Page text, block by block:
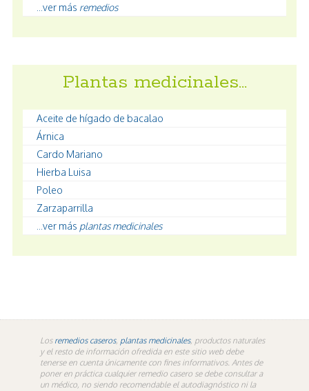
...ver más remedios
Plantas medicinales…
Aceite de hígado de bacalao
Árnica
Cardo Mariano
Hierba Luisa
Poleo
Zarzaparrilla
...ver más plantas medicinales
Los remedios caseros, plantas medicinales, productos naturales
y el resto de información ofredida en este sitio web debe
tenerse en cuenta únicamente con fines informativos. Antes de
poner en práctica cualquier remedio casero se debe consultar a
un médico, no siendo recomendable el autodiagnóstico ni la